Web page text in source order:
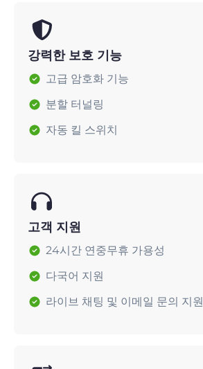
강력한 보호 기능
고급 암호화 기능
분할 터널링
자동 킬 스위치
고객 지원
24시간 연중무휴 가용성
다국어 지원
라이브 채팅 및 이메일 문의 지원